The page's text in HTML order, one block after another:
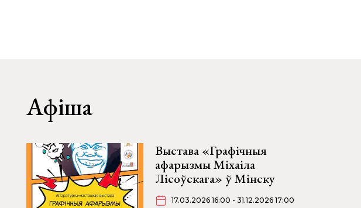
Афіша
Выстава «Графічныя
афарызмы Міхаіла
Лісоўскага» ў Мінску
17.03.2026 16:00 - 31.12.2026 17:00